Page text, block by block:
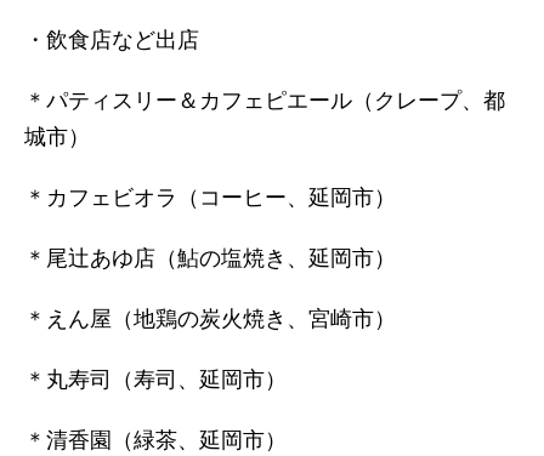
・飲食店など出店
＊パティスリー＆カフェピエール（クレープ、都
城市）
＊カフェビオラ（コーヒー、延岡市）
＊尾辻あゆ店（鮎の塩焼き、延岡市）
＊えん屋（地鶏の炭火焼き、宮崎市）
＊丸寿司（寿司、延岡市）
＊清香園（緑茶、延岡市）